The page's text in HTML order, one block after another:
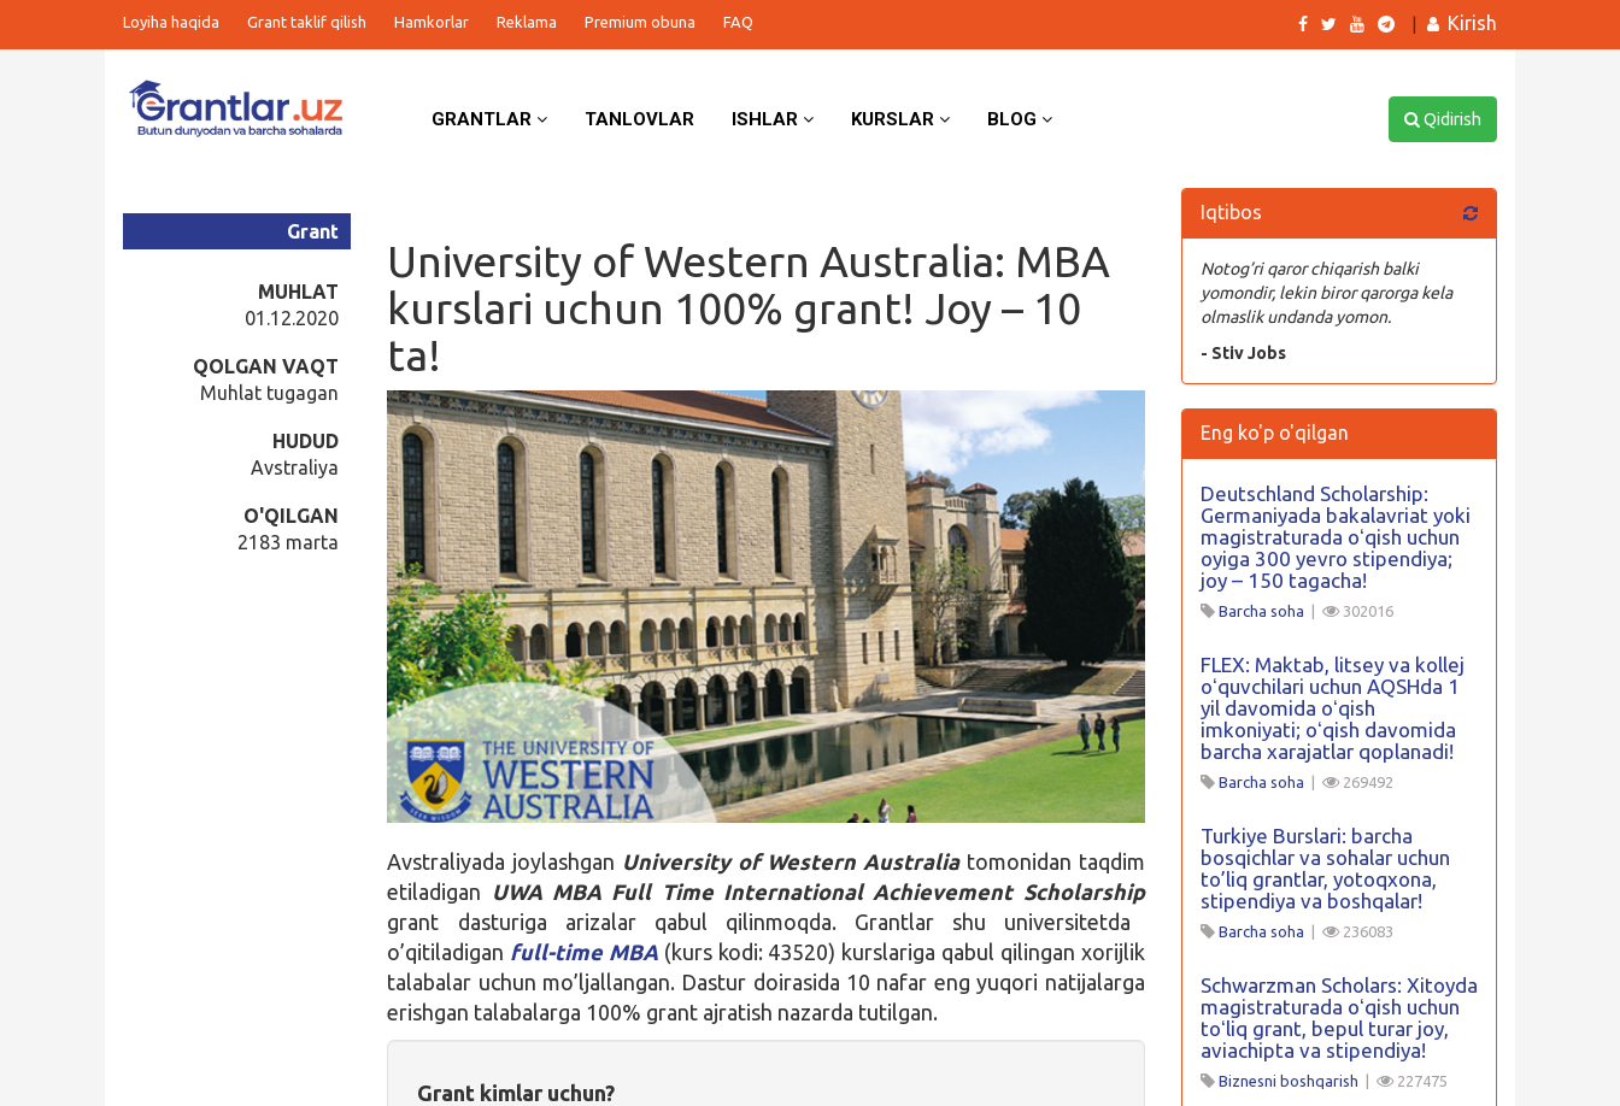
Loyiha haqida Grant taklif qilish Hamkorlar Reklama Premium obuna FAQ Kirish
GRANTLAR TANLOVLAR ISHLAR KURSLAR BLOG Qidirish
University of Western Australia: MBA
kurslari uchun 100% grant! Joy – 10
ta!
Grant
MUHLAT
01.12.2020
QOLGAN VAQT
Muhlat tugagan
HUDUD
Avstraliya
O'QILGAN
2183 marta
Avstraliyada joylashgan University of Western Australiatomonidan taqdim
etiladigan UWA MBA Full Time International Achievement Scholarship
grant dasturiga arizalar qabul qilinmoqda. Grantlar shu universitetda
o’qitiladigan full-time MBA(kurs kodi: 43520) kurslariga qabul qilingan xorijlik
talabalar uchun mo’ljallangan. Dastur doirasida 10 nafar eng yuqori natijalarga
erishgan talabalarga 100% grant ajratish nazarda tutilgan.
Grant kimlar uchun?
Iqtibos
Notog’ri qaror chiqarish balki
yomondir, lekin biror qarorga kela
olmaslik undanda yomon.
- Stiv Jobs
Eng ko'p o'qilgan
Deutschland Scholarship:
Germaniyada bakalavriat yoki
magistraturada oʻqish uchun
oyiga 300 yevro stipendiya;
joy – 150 tagacha!
Barcha soha 302016
FLEX: Maktab, litsey va kollej
oʻquvchilari uchun AQSHda 1
yil davomida oʻqish
imkoniyati; oʻqish davomida
barcha xarajatlar qoplanadi!
Barcha soha 269492
Turkiye Burslari: barcha
bosqichlar va sohalar uchun
to’liq grantlar, yotoqxona,
stipendiya va boshqalar!
Barcha soha 236083
Schwarzman Scholars: Xitoyda
magistraturada oʻqish uchun
toʻliq grant, bepul turar joy,
aviachipta va stipendiya!
Biznesni boshqarish 227475